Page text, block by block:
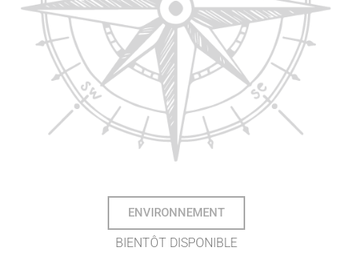
ENVIRONNEMENT
BIENTÔT DISPONIBLE